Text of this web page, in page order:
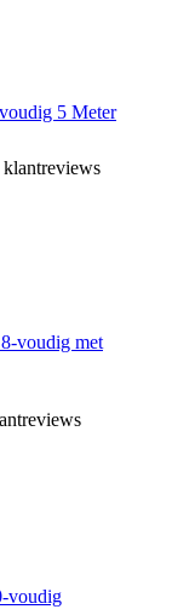
5 Meter
klantreviews
voudig met
voudig